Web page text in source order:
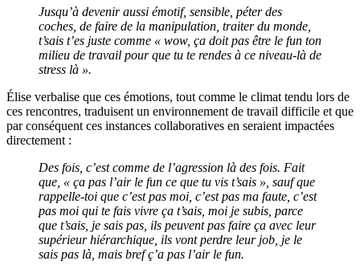
Jusqu’à devenir aussi émotif, sensible, péter des
coches, de faire de la manipulation, traiter du monde,
t’sais t’es juste comme « wow, ça doit pas être le fun ton
milieu de travail pour que tu te rendes à ce niveau-là de
stress là ».
Élise verbalise que ces émotions, tout comme le climat tendu lors de
ces rencontres, traduisent un environnement de travail difficile et que
par conséquent ces instances collaboratives en seraient impactées
directement :
Des fois, c’est comme de l’agression là des fois. Fait
que, « ça pas l’air le fun ce que tu vis t’sais », sauf que
rappelle-toi que c’est pas moi, c’est pas ma faute, c’est
pas moi qui te fais vivre ça t’sais, moi je subis, parce
que t’sais, je sais pas, ils peuvent pas faire ça avec leur
supérieur hiérarchique, ils vont perdre leur job, je le
sais pas là, mais bref ç’a pas l’air le fun.